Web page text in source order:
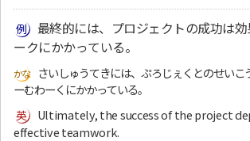
最終的には、プロジェクトの成功は
ークにかかっている。
さいしゅうてきには、ぷろじぇくとのせいこ
ーむわーくにかかっている。
Ultimately, the success of the project
effective teamwork.